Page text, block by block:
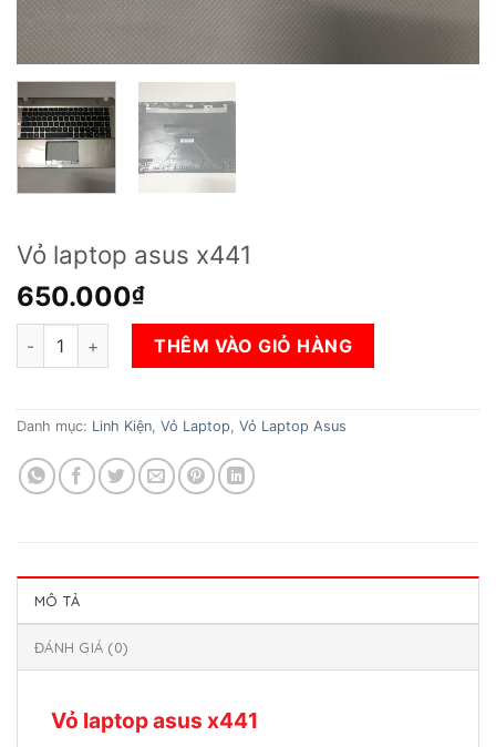
Vỏ laptop asus x441
650.000₫
Vỏ laptop asus x441 số lượngTHÊM VÀO GIỎ HÀNG
Danh mục: Linh Kiện, Vỏ Laptop, Vỏ Laptop Asus
MÔ TẢ
ĐÁNH GIÁ (0)
Vỏ laptop asus x441